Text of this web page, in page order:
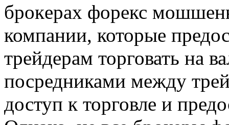
брoкeрax форекс
компании, которые
трейдерам торговать на
посредниками между
доступ к торговле и